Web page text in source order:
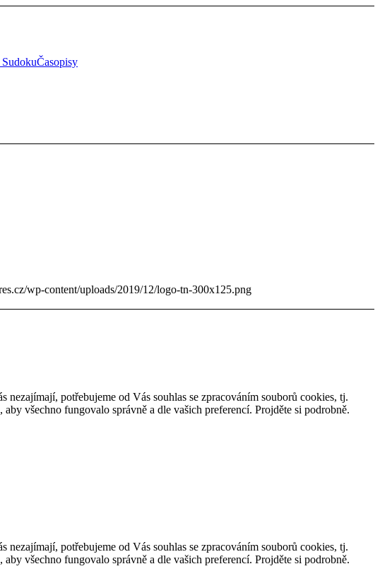
Časopisy
wp-content/uploads/2019/12/logo-tn-300x125.png
potřebujeme od Vás souhlas se zpracováním souborů cookies, tj.
všechno fungovalo správně a dle vašich preferencí. Projděte si podrobně.
potřebujeme od Vás souhlas se zpracováním souborů cookies, tj.
všechno fungovalo správně a dle vašich preferencí. Projděte si podrobně.